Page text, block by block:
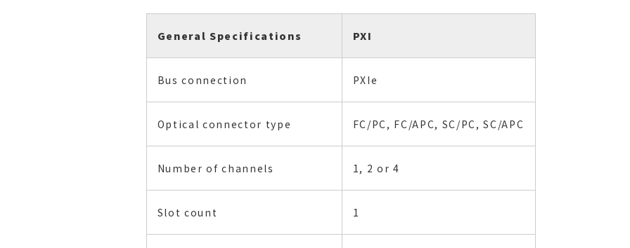
General Specifications PXI
Bus connection PXIe
Optical connector type FC/PC, FC/APC, SC/PC, SC/APC
Number of channels 1, 2 or 4
Slot count 1